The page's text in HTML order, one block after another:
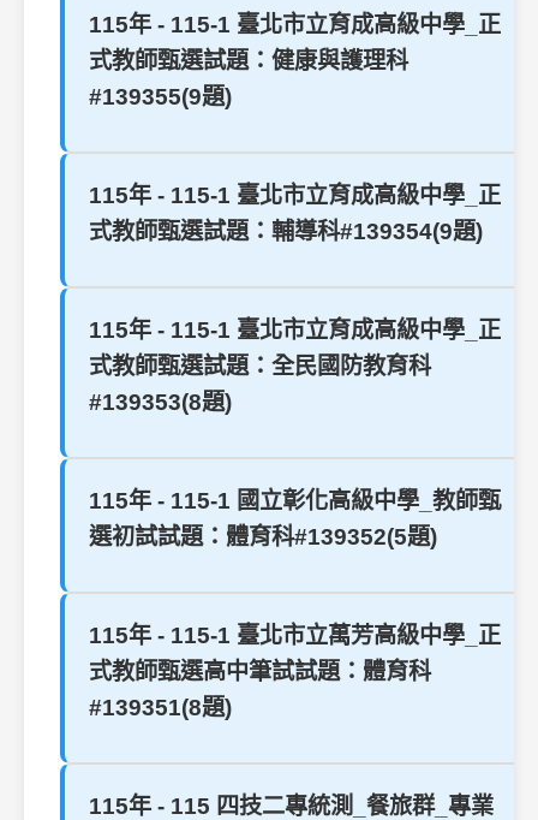
115年 - 115-1 臺北市立育成高級中學_正
式教師甄選試題：健康與護理科
#139355(9題)
115年 - 115-1 臺北市立育成高級中學_正
式教師甄選試題：輔導科#139354(9題)
115年 - 115-1 臺北市立育成高級中學_正
式教師甄選試題：全民國防教育科
#139353(8題)
115年 - 115-1 國立彰化高級中學_教師甄
選初試試題：體育科#139352(5題)
115年 - 115-1 臺北市立萬芳高級中學_正
式教師甄選高中筆試試題：體育科
#139351(8題)
115年 - 115 四技二專統測_餐旅群_專業